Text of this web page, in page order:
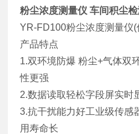
粉尘浓度测量仪 车间积尘检
YR-FD100粉尘浓度测量仪(
产品特点
1.双环境防爆 粉尘+气体双
性更强
2.数据读取轻松字段屏实时
3.抗干扰能力好工业级传感
用寿命长